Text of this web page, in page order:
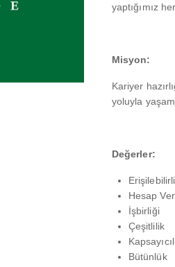
yaptığımız
Misyon:
Kariyer
yoluyla
Değerler:
Hesap
İşbirliği
Çeşitlilik
Bütünlük